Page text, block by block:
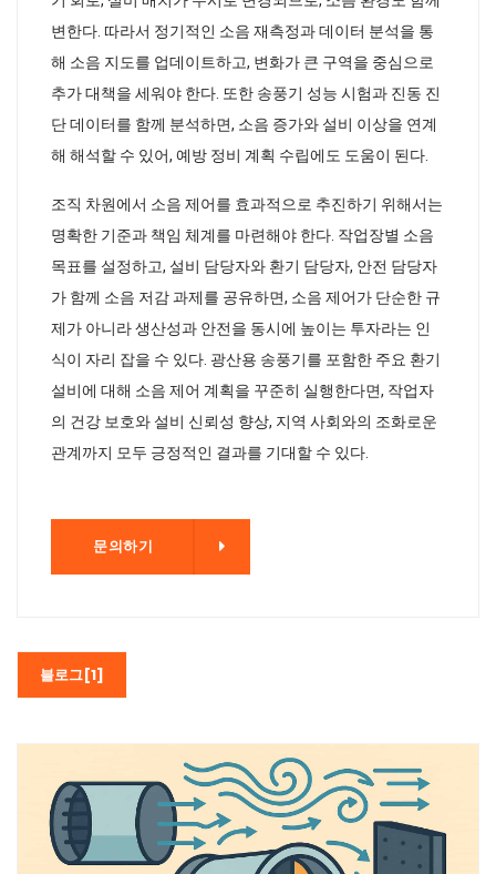
변한다. 따라서 정기적인 소음 재측정과 데이터 분석을 통
해 소음 지도를 업데이트하고, 변화가 큰 구역을 중심으로
추가 대책을 세워야 한다. 또한 송풍기 성능 시험과 진동 진
단 데이터를 함께 분석하면, 소음 증가와 설비 이상을 연계
해 해석할 수 있어, 예방 정비 계획 수립에도 도움이 된다.
조직 차원에서 소음 제어를 효과적으로 추진하기 위해서는
명확한 기준과 책임 체계를 마련해야 한다. 작업장별 소음
목표를 설정하고, 설비 담당자와 환기 담당자, 안전 담당자
가 함께 소음 저감 과제를 공유하면, 소음 제어가 단순한 규
제가 아니라 생산성과 안전을 동시에 높이는 투자라는 인
식이 자리 잡을 수 있다. 광산용 송풍기를 포함한 주요 환기
설비에 대해 소음 제어 계획을 꾸준히 실행한다면, 작업자
의 건강 보호와 설비 신뢰성 향상, 지역 사회와의 조화로운
관계까지 모두 긍정적인 결과를 기대할 수 있다.
문의하기
블로그[1]